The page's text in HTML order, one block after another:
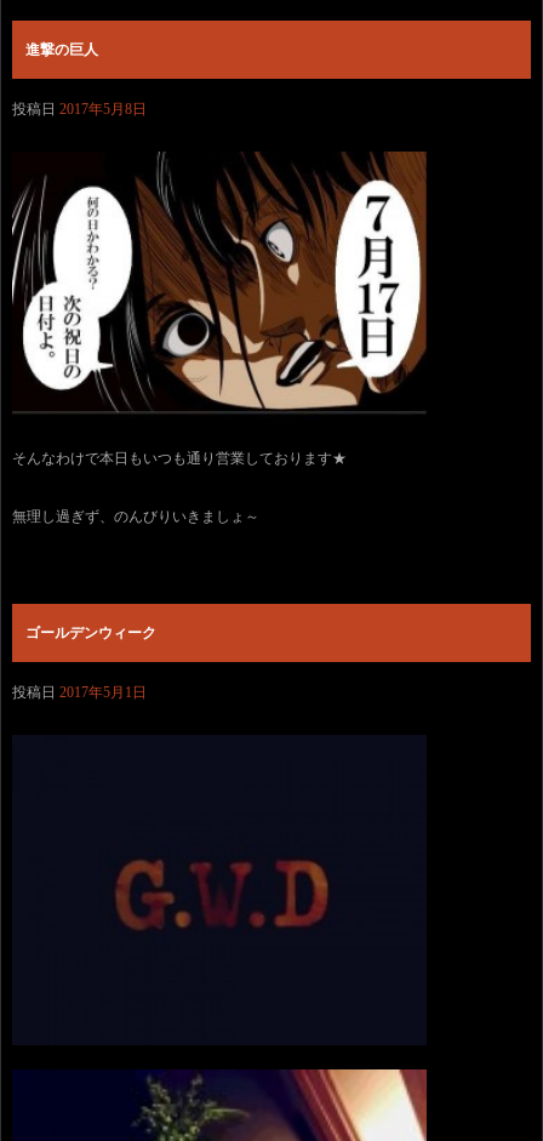
進撃の巨人
投稿日 2017年5月8日
そんなわけで本日もいつも通り営業しております★
無理し過ぎず、のんびりいきましょ～
ゴールデンウィーク
投稿日 2017年5月1日